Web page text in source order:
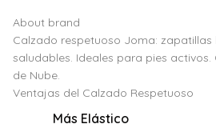
About brand
Calzado respetuoso Joma:
saludables. Ideales para pies activos.
de Nube.
Ventajas del Calzado Respetuoso
Más Elástico